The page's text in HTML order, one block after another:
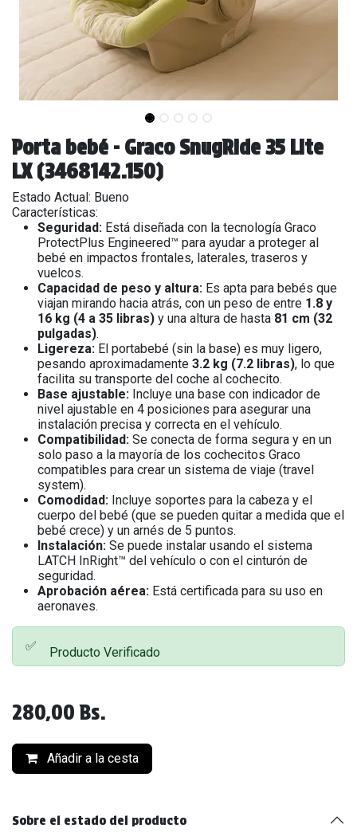
Porta bebé - Graco SnugRide 35 Lite
LX (3468142.150)
Estado Actual: Bueno
Características:
Seguridad: Está diseñada con la tecnología Graco
ProtectPlus Engineered™ para ayudar a proteger al
bebé en impactos frontales, laterales, traseros y
vuelcos.
Capacidad de peso y altura: Es apta para bebés que
viajan mirando hacia atrás, con un peso de entre 1.8 y
16 kg (4 a 35 libras) y una altura de hasta 81 cm (32
pulgadas).
Ligereza: El portabebé (sin la base) es muy ligero,
pesando aproximadamente 3.2 kg (7.2 libras), lo que
facilita su transporte del coche al cochecito.
Base ajustable: Incluye una base con indicador de
nivel ajustable en 4 posiciones para asegurar una
instalación precisa y correcta en el vehículo.
Compatibilidad: Se conecta de forma segura y en un
solo paso a la mayoría de los cochecitos Graco
compatibles para crear un sistema de viaje (travel
system).
Comodidad: Incluye soportes para la cabeza y el
cuerpo del bebé (que se pueden quitar a medida que el
bebé crece) y un arnés de 5 puntos.
Instalación: Se puede instalar usando el sistema
LATCH InRight™ del vehículo o con el cinturón de
seguridad.
Aprobación aérea: Está certificada para su uso en
aeronaves.
✅ Producto Verificado
280,00 Bs.
Añadir a la cesta
Sobre el estado del producto